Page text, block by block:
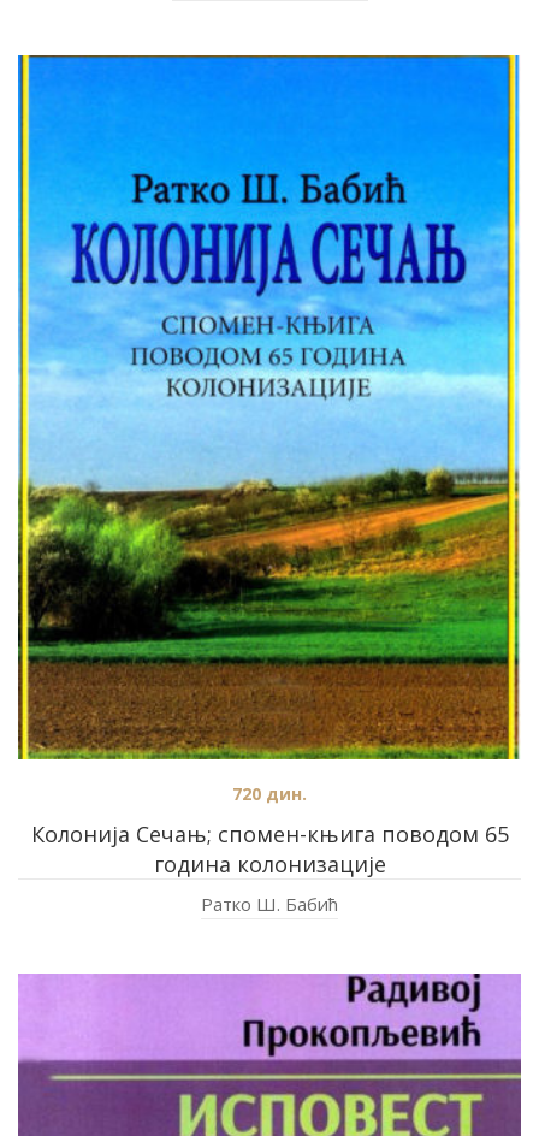
Колонија Сечањ; спомен-књига поводом 65
година колонизације
720 дин.
Ратко Ш. Бабић